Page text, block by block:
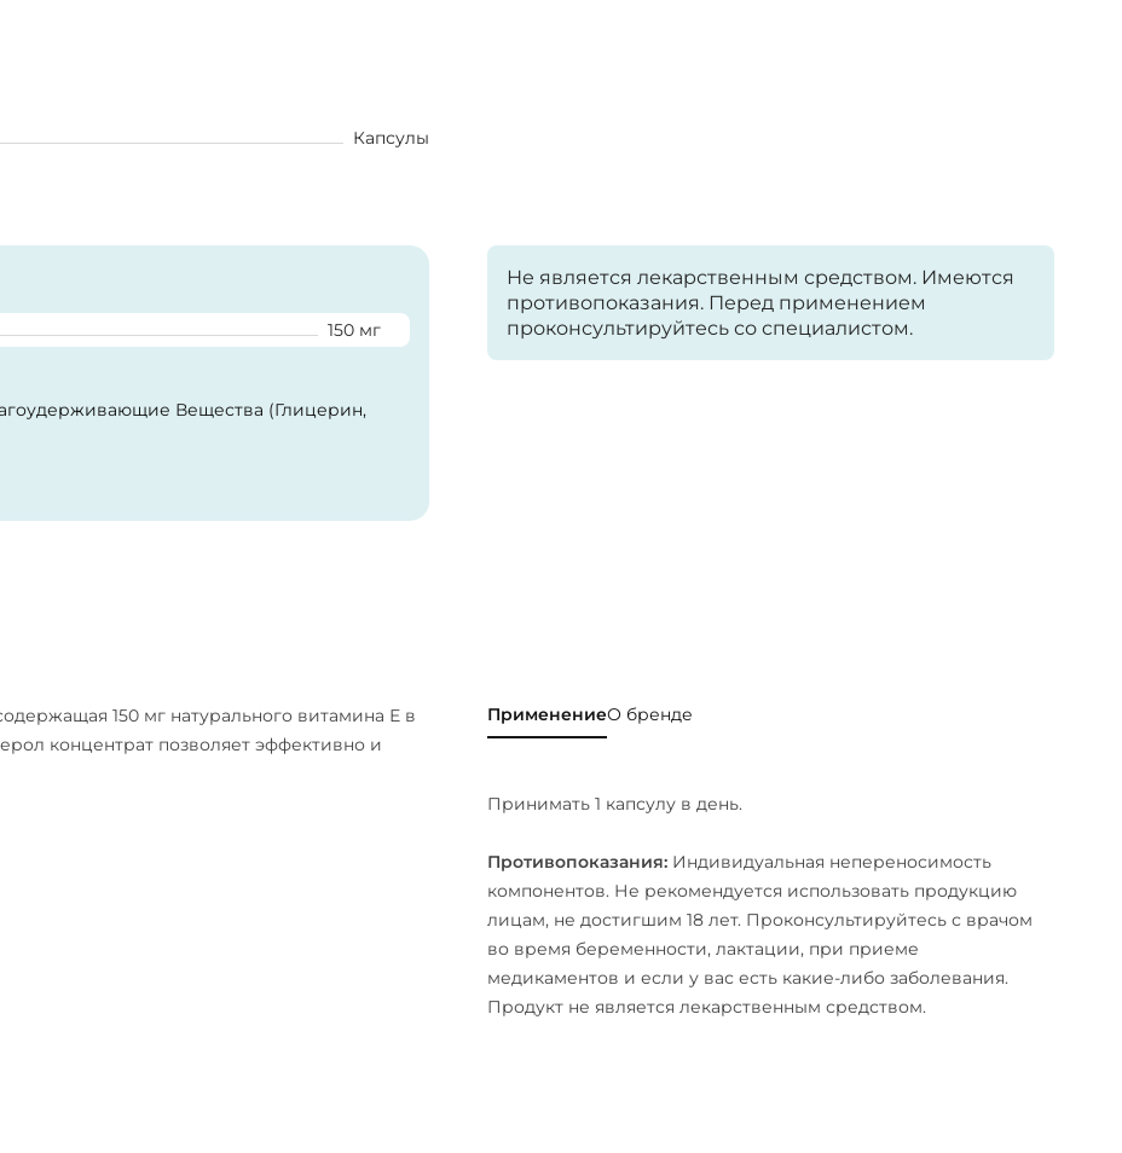
Капсулы
Не является лекарственным средством. Имеются
противопоказания. Перед применением
проконсультируйтесь со специалистом.
150 мг
Вещества (Глицерин,
150 мг натурального витамина Е в
концентрат позволяет эффективно и
ПрименениеО бренде
Принимать 1 капсулу в день.
Противопоказания: Индивидуальная непереносимость
компонентов. Не рекомендуется использовать продукцию
лицам, не достигшим 18 лет. Проконсультируйтесь с врачом
во время беременности, лактации, при приеме
медикаментов и если у вас есть какие-либо заболевания.
Продукт не является лекарственным средством.